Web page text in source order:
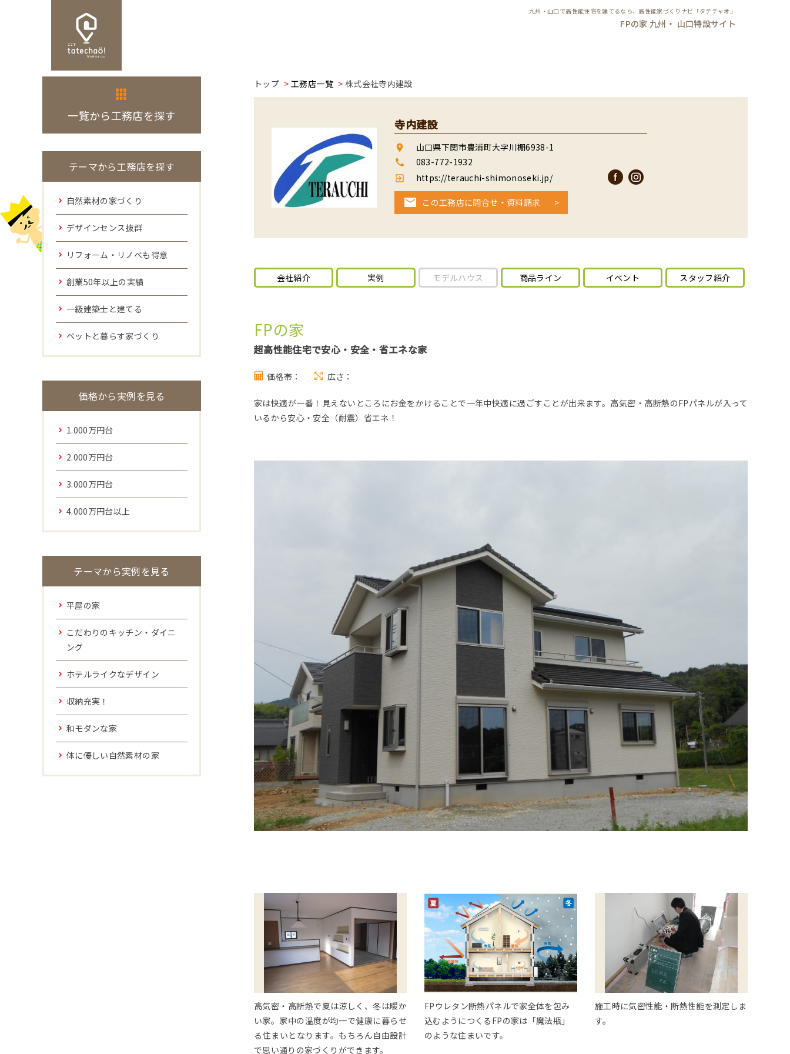
九州・山口で高性能住宅を建てるなら、高性能家づくりナビ「タテチャオ」
FPの家 九州・ 山口特設サイト
トップ 工務店一覧 株式会社寺内建設
寺内建設
room 山口県下関市豊浦町大字川棚6938-1
call 083-772-1932
exit_to_app https://terauchi-shimonoseki.jp/
この工務店に問合せ・資料請求
会社紹介 実例 モデルハウス 商品ライン イベント スタッフ紹介
FPの家
超高性能住宅で安心・安全・省エネな家
価格帯： 広さ：
家は快適が一番！見えないところにお金をかけることで一年中快適に過ごすことが出来ます。高気密・高断熱のFPパネルが入って
いるから安心・安全（耐震）省エネ！
高気密・高断熱で夏は涼しく、冬は暖か
い家。家中の温度が均一で健康に暮らせ
る住まいとなります。もちろん自由設計
で思い通りの家づくりができます。
FPウレタン断熱パネルで家全体を包み
込むようにつくるFPの家は「魔法瓶」
のような住まいです。
施工時に気密性能・断熱性能を測定しま
す。
一覧から工務店を探す
テーマから工務店を探す
自然素材の家づくり
デザインセンス抜群
リフォーム・リノベも得意
創業50年以上の実績
一級建築士と建てる
ペットと暮らす家づくり
価格から実例を見る
1.000万円台
2.000万円台
3.000万円台
4.000万円台以上
テーマから実例を見る
平屋の家
こだわりのキッチン・ダイニ
ング
ホテルライクなデザイン
収納充実！
和モダンな家
体に優しい自然素材の家